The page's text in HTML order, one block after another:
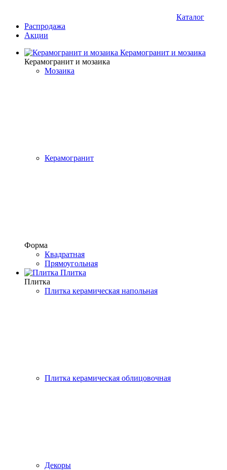
Каталог
Распродажа
Акции
Керамогранит и мозаика
Керамогранит и мозаика
Мозаика
Керамогранит
Форма
Квадратная
Прямоугольная
Плитка
Плитка
Плитка керамическая напольная
Плитка керамическая облицовочная
Декоры